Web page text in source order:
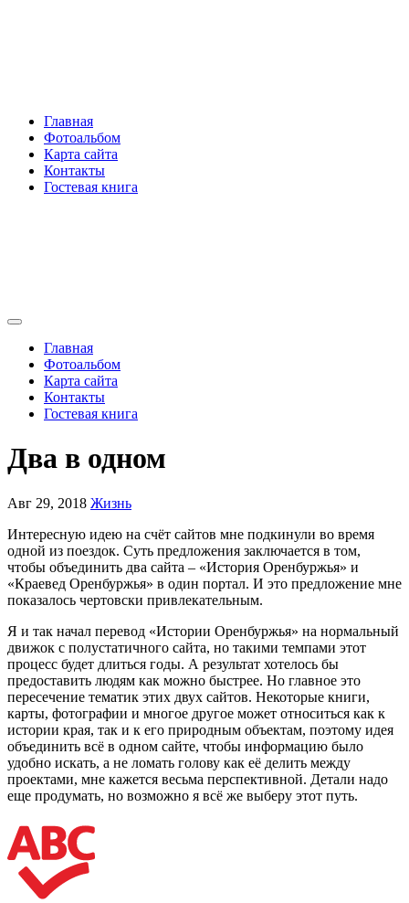
Главная
Фотоальбом
Карта сайта
Контакты
Гостевая книга
Главная
Фотоальбом
Карта сайта
Контакты
Гостевая книга
Два в одном
Авг 29, 2018 Жизнь
Интересную идею на счёт сайтов мне подкинули во время
одной из поездок. Суть предложения заключается в том,
чтобы объединить два сайта – «История Оренбуржья» и
«Краевед Оренбуржья» в один портал. И это предложение мне
показалось чертовски привлекательным.
Я и так начал перевод «Истории Оренбуржья» на нормальный
движок с полустатичного сайта, но такими темпами этот
процесс будет длиться годы. А результат хотелось бы
предоставить людям как можно быстрее. Но главное это
пересечение тематик этих двух сайтов. Некоторые книги,
карты, фотографии и многое другое может относиться как к
истории края, так и к его природным объектам, поэтому идея
объединить всё в одном сайте, чтобы информацию было
удобно искать, а не ломать голову как её делить между
проектами, мне кажется весьма перспективной. Детали надо
еще продумать, но возможно я всё же выберу этот путь.